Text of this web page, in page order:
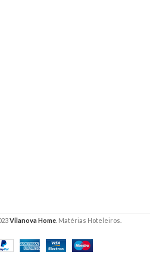
Vilanova Home . Matérias Hoteleiros.